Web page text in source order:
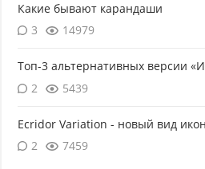
Какие бывают карандаши
3
14979
Топ-3 альтернативных версии
2
5439
Ecridor Variation - новый вид
2
7459